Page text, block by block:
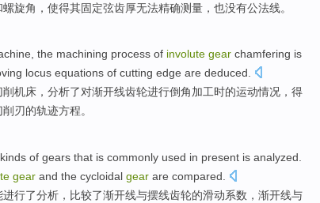
螺旋角 ，使得其固定弦齿厚无法精确测量 ，也没有公法线。
, the machining process of involute gear chamfering is
locus equations of cutting edge are deduced.
机床 ， 分析了对渐开线齿轮进行倒角加工时的运动情况，得
刃 的轨迹方程。
of gears that is commonly used in present is analyzed.
gear and the cycloidal gear are compared
进行了分析，比较了渐开线与摆线齿轮的滑动系数 ，渐开线与